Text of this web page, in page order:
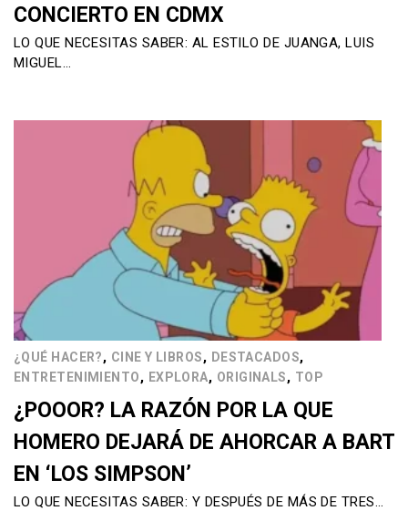
CONCIERTO EN CDMX
LO QUE NECESITAS SABER: AL ESTILO DE JUANGA, LUIS
MIGUEL…
¿QUÉ HACER?, CINE Y LIBROS, DESTACADOS,
ENTRETENIMIENTO, EXPLORA, ORIGINALS, TOP
¿POOOR? LA RAZÓN POR LA QUE
HOMERO DEJARÁ DE AHORCAR A BART
EN ‘LOS SIMPSON’
LO QUE NECESITAS SABER: Y DESPUÉS DE MÁS DE TRES…